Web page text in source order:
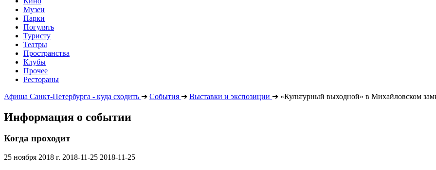
Музеи
Парки
Погулять
Туристу
Театры
Пространства
Клубы
Прочее
Рестораны
Афиша Санкт-Петербурга - куда сходить ➔ События ➔ Выставки и экспозиции ➔ «Культурный выходной» в Михайловском
Информация о событии
Когда проходит
25 ноября 2018 г. 2018-11-25 2018-11-25